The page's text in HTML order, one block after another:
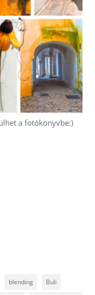
a fotókönyvbe:)
blending Buli